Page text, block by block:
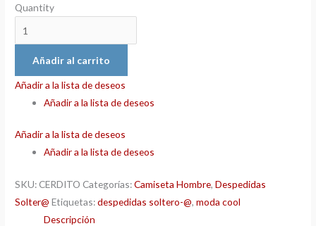
Quantity
Añadir al carrito
Añadir a la lista de deseos
Añadir a la lista de deseos
Añadir a la lista de deseos
Añadir a la lista de deseos
SKU: CERDITO Categorías:Camiseta Hombre,Despedidas
Solter@ Etiquetas:despedidas soltero-@,moda cool
Descripción